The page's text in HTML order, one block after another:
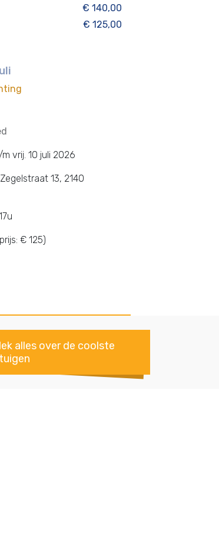
€ 140,00
€ 125,00
vrij. 10 juli 2026
13, 2140
€ 125)
alles over de coolste